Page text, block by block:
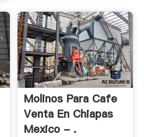
Molinos Para Cafe
Venta En Chiapas
Mexico - .